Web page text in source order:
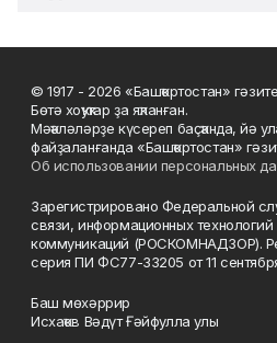
© 1917 - 2026 «Башҡортостан»
Бөтә хоҡуҡтар ҙа яҡланған.
Мәҡәләләрҙе күсереп баҫҡанда, йә
файҙаланғанда «Башҡортостан»
Об использовании персональных
Зарегистрировано Федеральной
связи, информационных
коммуникаций (РОСКОМНАДЗОР).
серия ПИ ФС77-33205 от 11
Баш мөхәррир
Исхаҡов Вәдүт Ғәйфулла улы